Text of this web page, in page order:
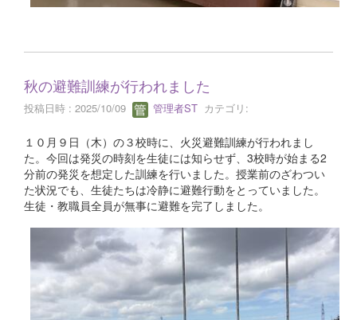
秋の避難訓練が行われました
投稿日時 : 2025/10/09 管理者ST カテゴリ:
１０月９日（木）の３校時に、火災避難訓練が行われまし
た。今回は発災の時刻を生徒には知らせず、3校時が始まる2
分前の発災を想定した訓練を行いました。授業前のざわつい
た状況でも、生徒たちは冷静に避難行動をとっていました。
生徒・教職員全員が無事に避難を完了しました。